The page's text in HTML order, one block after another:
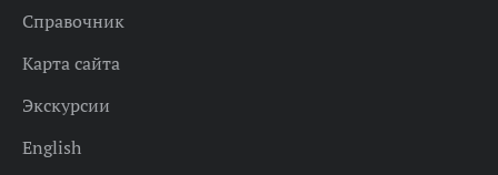
Справочник
Карта сайта
Экскурсии
English